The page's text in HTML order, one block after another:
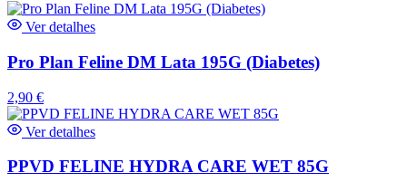
Ver detalhes
Pro Plan Feline DM Lata 195G (Diabetes)
2,90 €
Ver detalhes
PPVD FELINE HYDRA CARE WET 85G